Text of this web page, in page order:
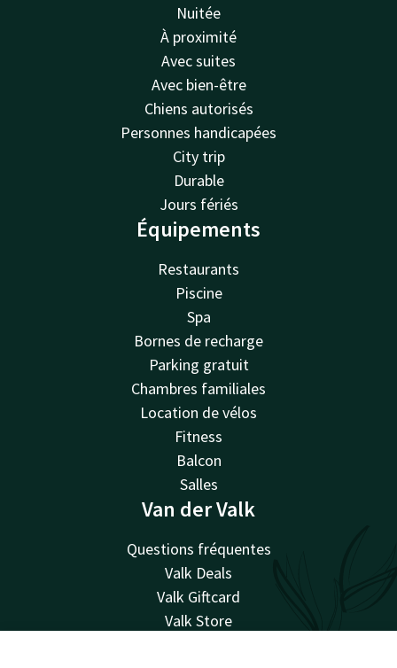
Nuitée
À proximité
Avec suites
Avec bien-être
Chiens autorisés
Personnes handicapées
City trip
Durable
Jours fériés
Équipements
Restaurants
Piscine
Spa
Bornes de recharge
Parking gratuit
Chambres familiales
Location de vélos
Fitness
Balcon
Salles
Van der Valk
Questions fréquentes
Valk Deals
Valk Giftcard
Valk Store